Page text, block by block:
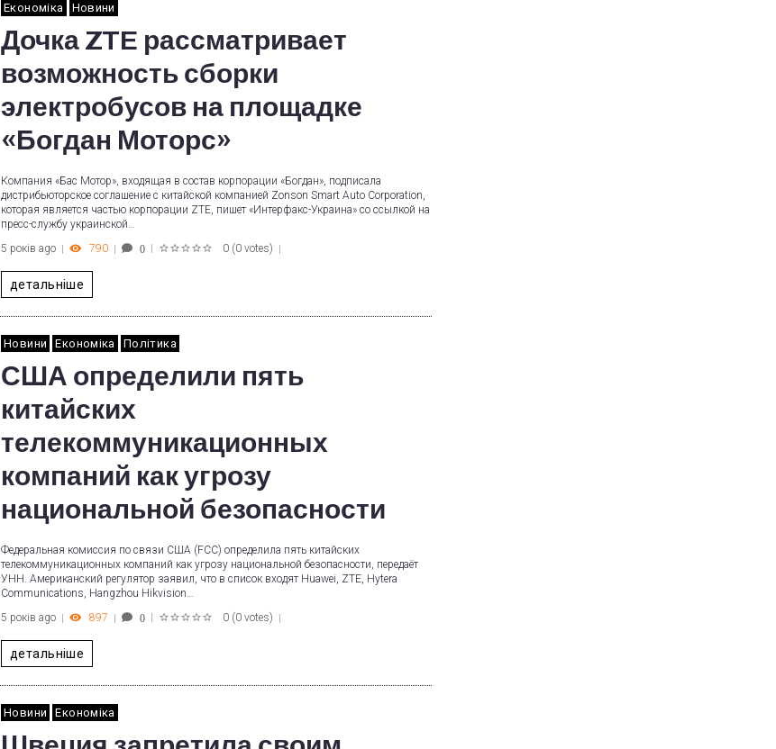
Економіка Новини
Дочка ZTE рассматривает
возможность сборки
электробусов на площадке
«Богдан Моторс»
Компания «Бас Мотор», входящая в состав корпорации «Богдан», подписала
дистрибьюторское соглашение с китайской компанией Zonson Smart Auto Corporation,
которая является частью корпорации ZTE, пишет «Интерфакс-Украина» со ссылкой на
пресс-службу украинской…
5 років ago
790 0 0 (0 votes)
детальніше
Новини Економіка Політика
США определили пять
китайских
телекоммуникационных
компаний как угрозу
национальной безопасности
Федеральная комиссия по связи США (FCC) определила пять китайских
телекоммуникационных компаний как угрозу национальной безопасности, передаёт
УНН. Американский регулятор заявил, что в список входят Huawei, ZTE, Hytera
Communications, Hangzhou Hikvision…
5 років ago
897 0 0 (0 votes)
детальніше
Новини Економіка